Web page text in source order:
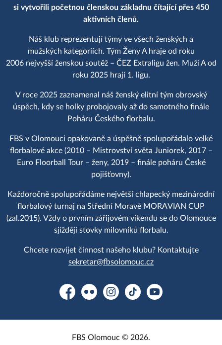
si vytvořili početnou členskou základnu čítající přes 450
aktivních členů.
Náš klub reprezentují týmy ve všech ženských a
mužských kategoriích. Tým Ženy A hraje od roku
2006 nejvyšší ženskou soutěž – ČEZ Extraligu žen. Muži A od
roku 2025 hrají 1. ligu.
V roce 2025 zaznamenal náš ženský elitní tým obrovský
úspěch, kdy se holky probojovaly až do samotného finále
Poháru Českého florbalu.
FBS v Olomouci opakovaně a úspěšně spolupořádalo velké
florbalové akce (2010 – Mistrovství světa Juniorek, 2017 –
Euro Floorball Tour – ženy, 2019 – finále poháru České
pojišťovny).
Každoročně spolupořádáme největší chlapecký mezinárodní
florbalový turnaj na Střední Moravě MORAVIAN CUP
(zal.2015). Vždy o prvním zářijovém víkendu se do Olomouce
sjíždějí stovky milovníků florbalu.
Chcete rozvíjet činnost našeho klubu? Kontaktujte
sekretar@fbsolomouc.cz
FacebookFlickr Instagram
TikTok YouTube
FBS Olomouc © 2026.